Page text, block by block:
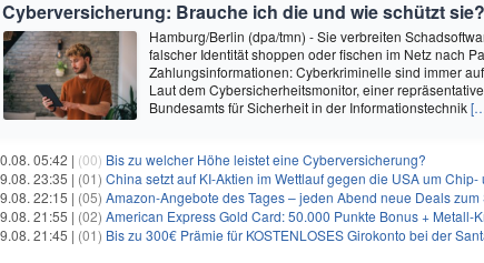
Cyberversicherung: Brauche ich die und wie schützt sie?
Hamburg/Berlin (dpa/tmn) - Sie verbreiten
falscher Identität shoppen oder fischen im Netz nach
Zahlungsinformationen: Cyberkriminelle sind immer
Laut dem Cybersicherheitsmonitor, einer
Bundesamts für Sicherheit in der Informationstechnik
05:42 | (00) Bis zu welcher Höhe leistet eine Cyberversicherung?
23:35 | (01) China setzt auf KI-Aktien im Wettlauf gegen die USA um
22:15 | (05) Amazon-Angebote des Tages – jeden Abend neue Deals zum
21:55 | (02) American Express Gold Card: 50.000 Punkte Bonus + Metall-
21:45 | (01) Bis zu 300€ Prämie für KOSTENLOSES Girokonto bei der